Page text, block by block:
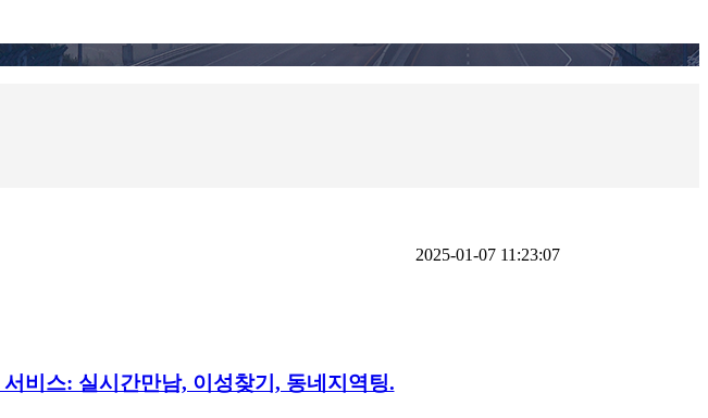
2025-01-07 11:23:07
비스: 실시간만남, 이성찾기, 동네지역팅.